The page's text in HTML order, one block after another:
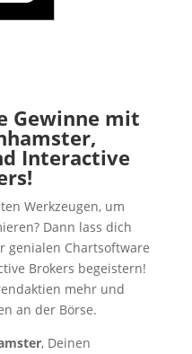
Gewinne mit
Interactive
Werkzeugen, um
Dann lass dich
genialen Chartsoftware
Brokers begeistern!
mehr und
an der Börse.
, Deinen